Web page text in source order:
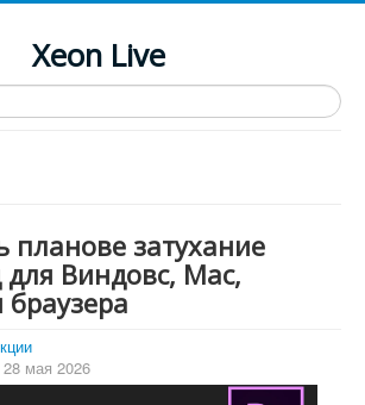
Xeon Live
планове затухание
для Виндовс, Mac,
мая 2026